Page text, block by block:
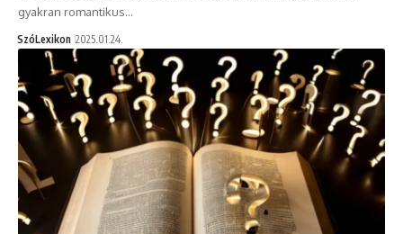
gyakran romantikus…
SzóLexikon 2025.01.24.